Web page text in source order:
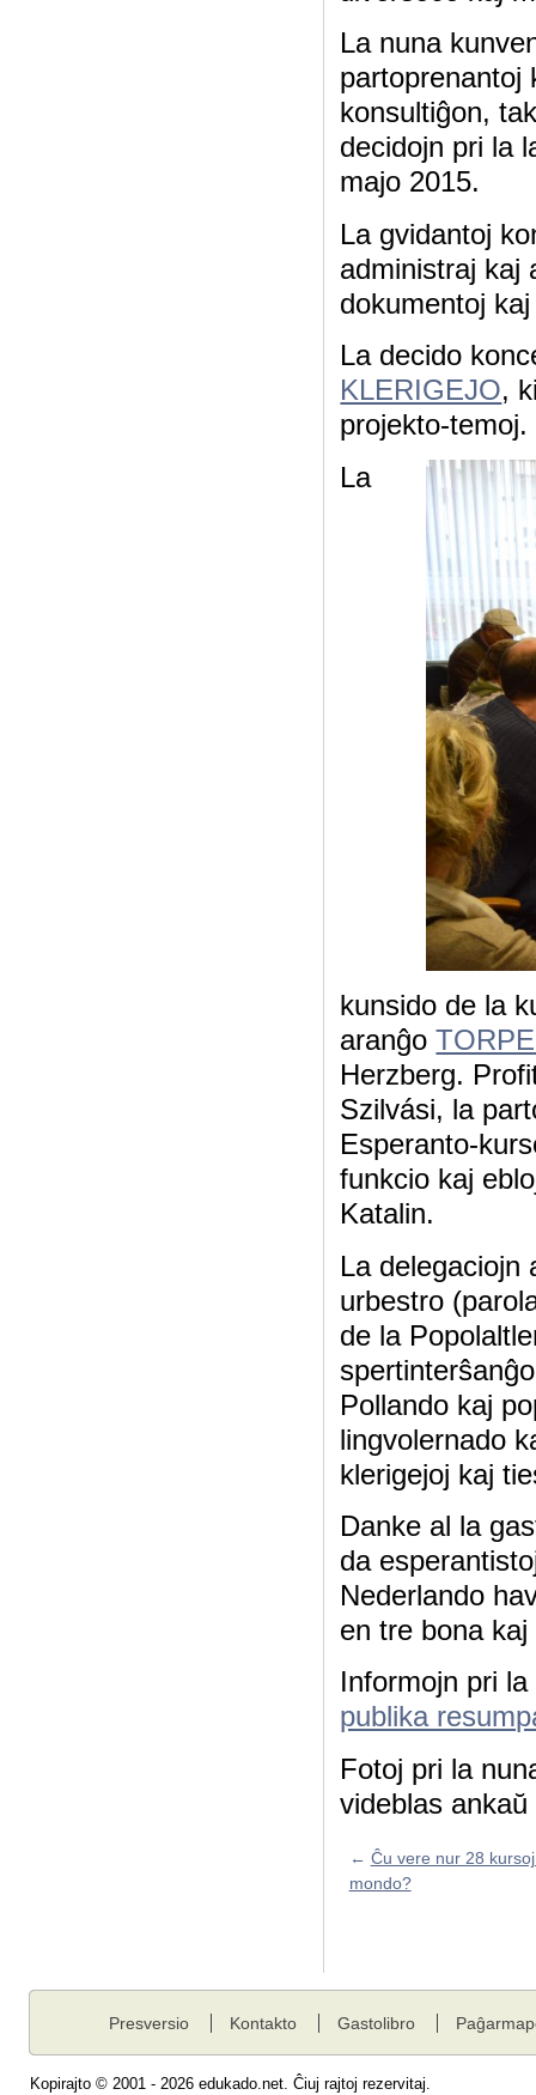
La nuna
partoprenantoj
konsultiĝon,
decidojn pri la
majo 2015.
La gvidantoj
administraj kaj
dokumentoj
La decido
KLERIGEJO,
projekto-temoj.
La
kunsido de la
aranĝo
Herzberg.
Szilvási, la
Esperanto-
funkcio kaj
Katalin.
La delegaciojn
urbestro
de la
Pollando kaj
lingvolernado
klerigejoj kaj
Danke al la
da
Nederlando
en tre bona
Informojn pri
publika
Fotoj pri la
videblas
← Ĉu vere nur 28
mondo?
Presversio Kontakto Gastolibro
Kopirajto © 2001 - 2026 edukado.net. Ĉiuj rajtoj rezervitaj.